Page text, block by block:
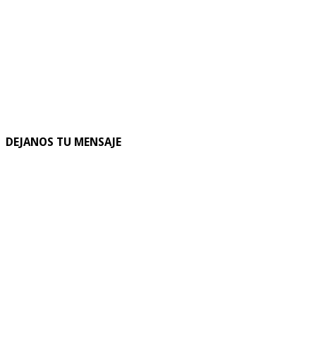
DEJANOS TU MENSAJE